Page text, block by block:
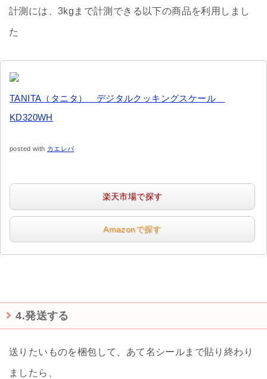
計測には、3kgまで計測できる以下の商品を利用しまし
た
TANITA（タニタ） デジタルクッキングスケール
KD320WH
posted with カエレバ
楽天市場で探す
Amazonで探す
4.発送する
送りたいものを梱包して、あて名シールまで貼り終わり
ましたら、